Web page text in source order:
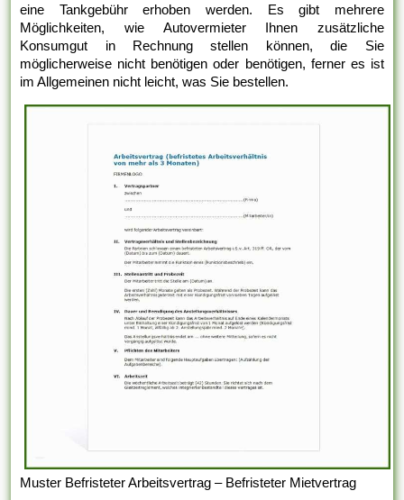
eine Tankgebühr erhoben werden. Es gibt mehrere
Möglichkeiten, wie Autovermieter Ihnen zusätzliche
Konsumgut in Rechnung stellen können, die Sie
möglicherweise nicht benötigen oder benötigen, ferner es ist
im Allgemeinen nicht leicht, was Sie bestellen.
Muster Befristeter Arbeitsvertrag – Befristeter Mietvertrag